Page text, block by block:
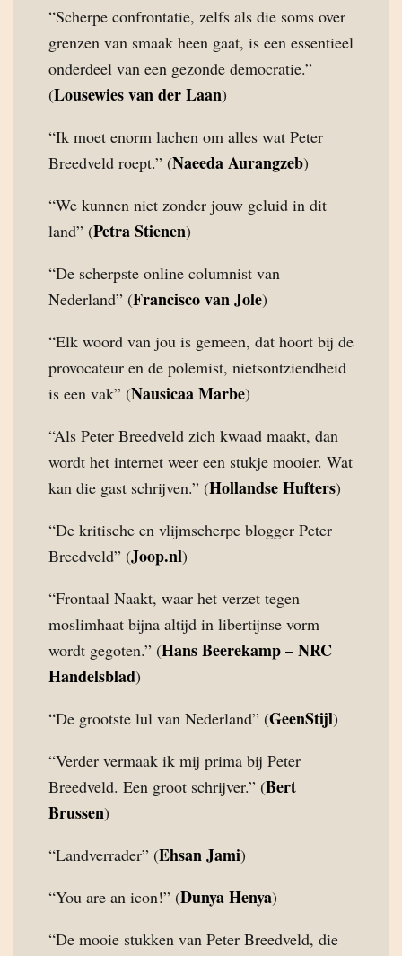
“Scherpe confrontatie, zelfs als die soms over
grenzen van smaak heen gaat, is een essentieel
onderdeel van een gezonde democratie.”
(Lousewies van der Laan)
“Ik moet enorm lachen om alles wat Peter
Breedveld roept.” (Naeeda Aurangzeb)
“We kunnen niet zonder jouw geluid in dit
land” (Petra Stienen)
“De scherpste online columnist van
Nederland” (Francisco van Jole)
“Elk woord van jou is gemeen, dat hoort bij de
provocateur en de polemist, nietsontziendheid
is een vak” (Nausicaa Marbe)
“Als Peter Breedveld zich kwaad maakt, dan
wordt het internet weer een stukje mooier. Wat
kan die gast schrijven.” (Hollandse Hufters)
“De kritische en vlijmscherpe blogger Peter
Breedveld” (Joop.nl)
“Frontaal Naakt, waar het verzet tegen
moslimhaat bijna altijd in libertijnse vorm
wordt gegoten.” (Hans Beerekamp – NRC
Handelsblad)
“De grootste lul van Nederland” (GeenStijl)
“Verder vermaak ik mij prima bij Peter
Breedveld. Een groot schrijver.” (Bert
Brussen)
“Landverrader” (Ehsan Jami)
“You are an icon!” (Dunya Henya)
“De mooie stukken van Peter Breedveld, die